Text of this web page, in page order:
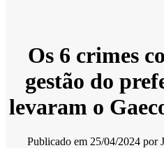
Os 6 crimes
gestão do
levaram o
Publicado em 25/04/2024 por